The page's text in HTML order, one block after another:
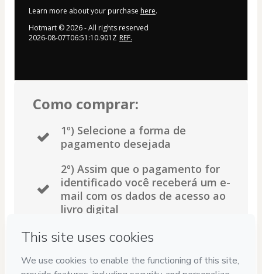
Learn more about your purchase here.
Hotmart ©2026- All rights reserved
2026-08-07T06:51:10.901Z REF.
Como comprar:
1º) Selecione a forma de
pagamento desejada
2º) Assim que o pagamento for
identificado você receberá um e-
mail com os dados de acesso ao
livro digital
3º) Leia o livro diretamente do
tablet.